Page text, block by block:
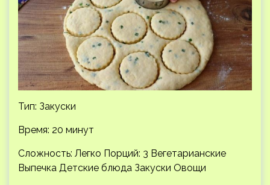
Тип: Закуски
Время: 20 минут
Сложность: Легко Порций: 3 Вегетарианские
Выпечка Детские блюда Закуски Овощи